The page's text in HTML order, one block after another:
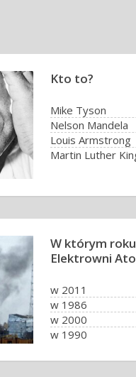
Kto to?
Mike Tyson
Nelson Mandela
Louis Armstrong
Martin Luther
W którym
Elektrowni
w 2011
w 1986
w 2000
w 1990